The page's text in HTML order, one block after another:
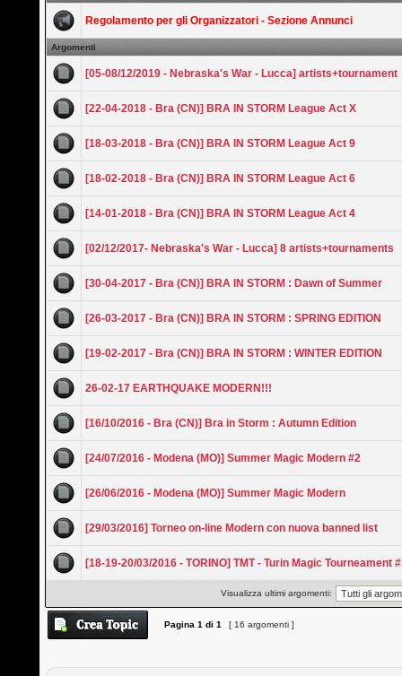
Regolamento per gli Organizzatori - Sezione Annunci
Argomenti
[05-08/12/2019 - Nebraska's War - Lucca] artists+tournament
[22-04-2018 - Bra (CN)] BRA IN STORM League Act X
[18-03-2018 - Bra (CN)] BRA IN STORM League Act 9
[18-02-2018 - Bra (CN)] BRA IN STORM League Act 6
[14-01-2018 - Bra (CN)] BRA IN STORM League Act 4
[02/12/2017- Nebraska's War - Lucca] 8 artists+tournaments
[30-04-2017 - Bra (CN)] BRA IN STORM : Dawn of Summer
[26-03-2017 - Bra (CN)] BRA IN STORM : SPRING EDITION
[19-02-2017 - Bra (CN)] BRA IN STORM : WINTER EDITION
26-02-17 EARTHQUAKE MODERN!!!
[16/10/2016 - Bra (CN)] Bra in Storm : Autumn Edition
[24/07/2016 - Modena (MO)] Summer Magic Modern #2
[26/06/2016 - Modena (MO)] Summer Magic Modern
[29/03/2016] Torneo on-line Modern con nuova banned list
[18-19-20/03/2016 - TORINO] TMT - Turin Magic Tourneament
Visualizza ultimi argomenti:
Pagina1 di1 [ 16 argomenti ]